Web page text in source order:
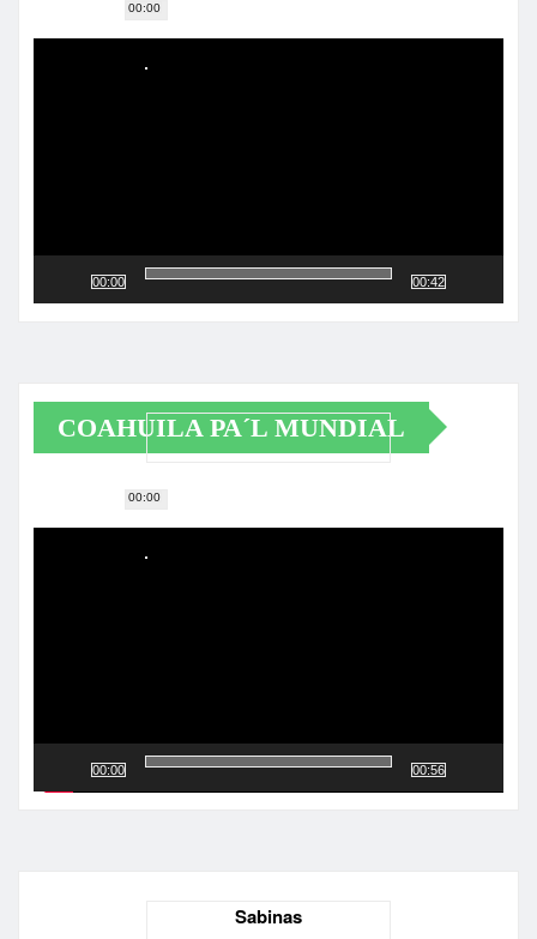
00:00
Reproductor
00:00
00:00
00:42
COAHUILA PA´L MUNDIAL
Reproductor
00:00 00:56
Sabinas